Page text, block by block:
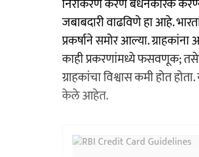
निराकरण करणे बंधनकारक
जबाबदारी वाढविणे हा आहे.
प्रकर्षाने समोर आल्या.
काही प्रकरणांमध्ये फसवणूक;
ग्राहकांचा विश्वास कमी होत
केले आहेत.